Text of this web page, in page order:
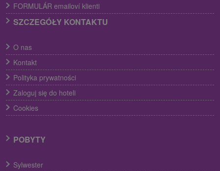
FORMULÁR emailoví klienti
SZCZEGÓŁY KONTAKTU
O nas
Kontakt
Polityka prywatności
Zaloguj się do hoteli
Cookies
POBYTY
Sylwester